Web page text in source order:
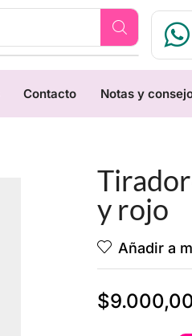
Contacto Notas y
y rojo
Añadir a
$